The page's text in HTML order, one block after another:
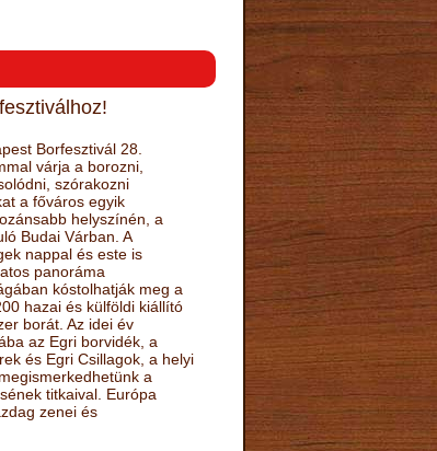
Borfesztivál 28.
várja a borozni,
szórakozni
a főváros egyik
helyszínén, a
Budai Várban. A
nappal és este is
panoráma
kóstolhatják meg a
hazai és külföldi kiállító
borát. Az idei év
az Egri borvidék, a
és Egri Csillagok, a helyi
a
titkaival. Európa
zenei és